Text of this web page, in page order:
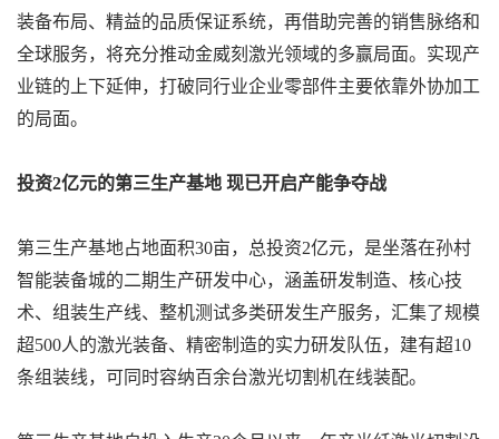
装备布局、精益的品质保证系统，再借助完善的销售脉络和
全球服务，将充分推动金威刻激光领域的多赢局面。实现产
业链的上下延伸，打破同行业企业零部件主要依靠外协加工
的局面。
投资2亿元的第三生产基地 现已开启产能争夺战
第三生产基地占地面积30亩，总投资2亿元，是坐落在孙村
智能装备城的二期生产研发中心，涵盖研发制造、核心技
术、组装生产线、整机测试多类研发生产服务，汇集了规模
超500人的激光装备、精密制造的实力研发队伍，建有超10
条组装线，可同时容纳百余台激光切割机在线装配。